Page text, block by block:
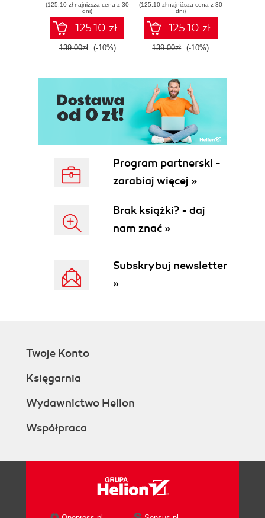
(125,10 zł najniższa cena z 30
dni)
125.10 zł
139.00zł (-10%)
(125,10 zł najniższa cena z 30
dni)
125.10 zł
139.00zł (-10%)
Program partnerski -
zarabiaj więcej »
Brak książki? - daj
nam znać »
Subskrybuj newsletter
»
Twoje Konto
Księgarnia
Wydawnictwo Helion
Współpraca